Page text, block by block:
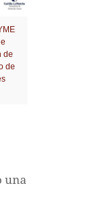
de
de
una